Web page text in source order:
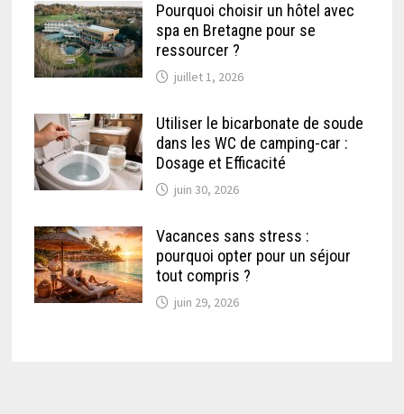
Pourquoi choisir un hôtel avec
spa en Bretagne pour se
ressourcer ?
juillet 1, 2026
Utiliser le bicarbonate de soude
dans les WC de camping-car :
Dosage et Efficacité
juin 30, 2026
Vacances sans stress :
pourquoi opter pour un séjour
tout compris ?
juin 29, 2026